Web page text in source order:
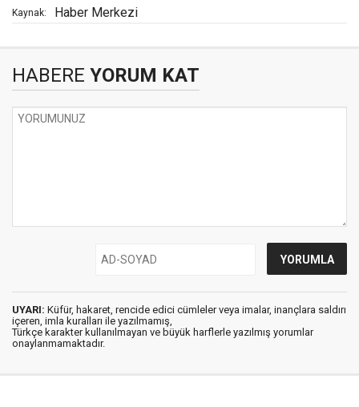
Kaynak: Haber Merkezi
HABERE YORUM KAT
UYARI: Küfür, hakaret, rencide edici cümleler veya imalar, inançlara saldırı
içeren, imla kuralları ile yazılmamış,
Türkçe karakter kullanılmayan ve büyük harflerle yazılmış yorumlar
onaylanmamaktadır.